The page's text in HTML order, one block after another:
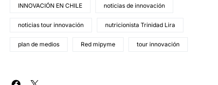
INNOVACIÓN EN CHILE noticias de innovación
noticias tour innovación nutricionista Trinidad Lira
plan de medios Red mipyme tour innovación